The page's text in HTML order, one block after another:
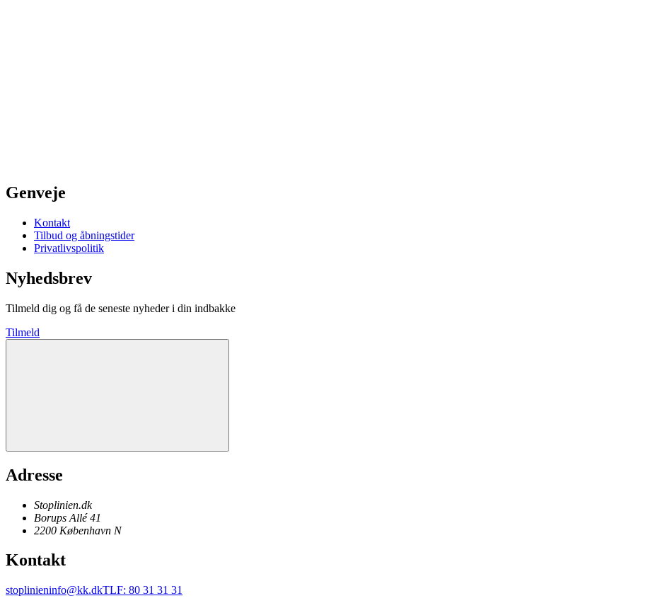
Genveje
Kontakt
Tilbud og åbningstider
Privatlivspolitik
Nyhedsbrev
Tilmeld dig og få de seneste nyheder i din indbakke
Tilmeld
Adresse
Stoplinien.dk
Borups Allé 41
2200 København N
Kontakt
stoplinieninfo@kk.dkTLF: 80 31 31 31